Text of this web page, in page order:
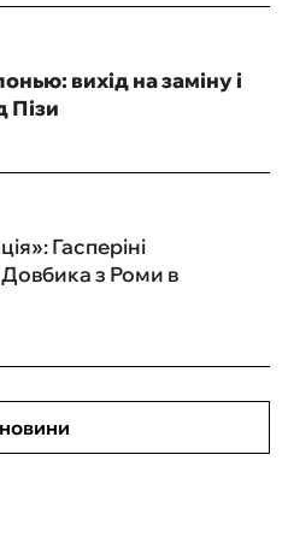
вихід на заміну і
Пізи
Гасперіні
з Роми в
новини